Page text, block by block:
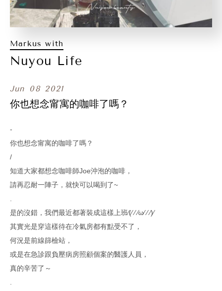
Markus with
Nuyou Life
Jun 08 2021
你也想念甯寓的咖啡了嗎？
-
你也想念甯寓的咖啡了嗎？
/
知道大家都想念咖啡師Joe沖泡的咖啡，
請再忍耐一陣子，就快可以喝到了~
是的沒錯，我們最近都著裝成這樣上班⁄(⁄ ⁄ ⁄ω⁄ ⁄ ⁄)⁄
其實光是穿這樣待在冷氣房都有點受不了，
何況是前線篩檢站，
或是在急診跟負壓病房照顧個案的醫護人員，
真的辛苦了～